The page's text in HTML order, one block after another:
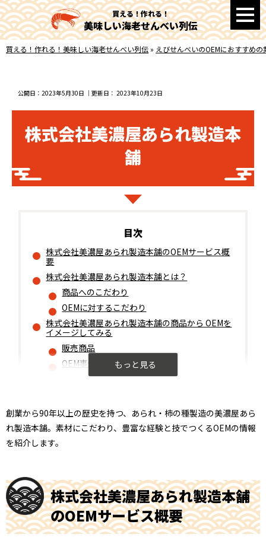
買える！作れる！
美味しい海老せんべい列伝
買える！作れる！美味しい海老せんべい列伝» えびせんべいのOEMにおすすめの
公開日： 2023年5月30日 ｜更新日： 2023年10月23日
株式会社美濃屋あられ製造本
舗
株式会社美濃屋あられ製造本舗のOEMサービス概
要
株式会社美濃屋あられ製造本舗とは？
商品へのこだわり
OEMに対するこだわり
株式会社美濃屋あられ製造本舗の商品から OEMを
イメージしてみる
販売商品
OEM事例
創業から90年以上の歴史を持つ、あられ・柿の種製造の美濃屋あら
れ製造本舗。素材にこだわり、豊富な経験と技でつくるOEMの情報
を紹介します。
株式会社美濃屋あられ製造本舗
のOEMサービス概要